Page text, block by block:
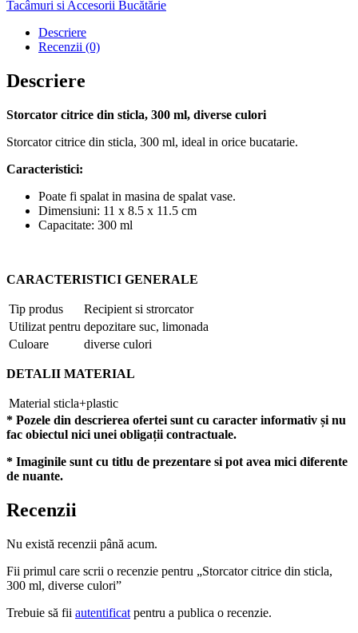
ml,
culori
Tacâmuri si Accesorii Bucătărie
Descriere
Recenzii (0)
Descriere
Storcator citrice din sticla, 300 ml, diverse culori
Storcator citrice din sticla, 300 ml, ideal in orice bucatarie.
Caracteristici:
Poate fi spalat in masina de spalat vase.
Dimensiuni: 11 x 8.5 x 11.5 cm
Capacitate: 300 ml
CARACTERISTICI GENERALE
Tip produs
Recipient si strorcator
Utilizat pentru depozitare suc, limonada
Culoare
diverse culori
DETALII MATERIAL
Material sticla+plastic
* Pozele din descrierea ofertei sunt cu caracter informativ și nu
fac obiectul nici unei obligații contractuale.
* Imaginile sunt cu titlu de prezentare si pot avea mici diferente
de nuante.
Recenzii
Nu există recenzii până acum.
Fii primul care scrii o recenzie pentru „Storcator citrice din sticla,
300 ml, diverse culori”
Trebuie să fii autentificat pentru a publica o recenzie.